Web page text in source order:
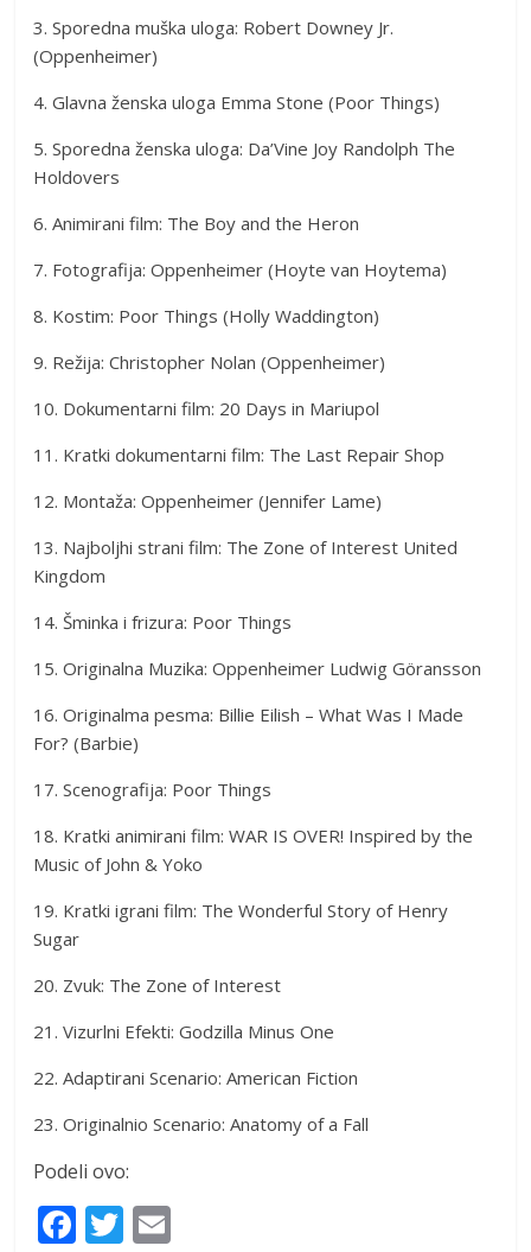
3. Sporedna muška uloga: Robert Downey Jr.
(Oppenheimer)
4. Glavna ženska uloga Emma Stone (Poor Things)
5. Sporedna ženska uloga: Da’Vine Joy Randolph The
Holdovers
6. Animirani film: The Boy and the Heron
7. Fotografija: Oppenheimer (Hoyte van Hoytema)
8. Kostim: Poor Things (Holly Waddington)
9. Režija: Christopher Nolan (Oppenheimer)
10. Dokumentarni film: 20 Days in Mariupol
11. Kratki dokumentarni film: The Last Repair Shop
12. Montaža: Oppenheimer (Jennifer Lame)
13. Najboljhi strani film: The Zone of Interest United
Kingdom
14. Šminka i frizura: Poor Things
15. Originalna Muzika: Oppenheimer Ludwig Göransson
16. Originalma pesma: Billie Eilish – What Was I Made
For? (Barbie)
17. Scenografija: Poor Things
18. Kratki animirani film: WAR IS OVER! Inspired by the
Music of John & Yoko
19. Kratki igrani film: The Wonderful Story of Henry
Sugar
20. Zvuk: The Zone of Interest
21. Vizurlni Efekti: Godzilla Minus One
22. Adaptirani Scenario: American Fiction
23. Originalnio Scenario: Anatomy of a Fall
Podeli ovo:
F T